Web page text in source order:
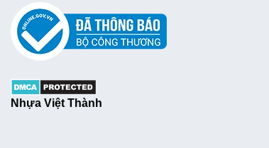
Nhựa Việt Thành